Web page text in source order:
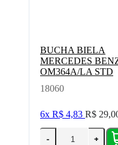
BUCHA BIELA
MERCEDES
OM364A/LA STD
18060
6x R$ 4,83 R$
- +